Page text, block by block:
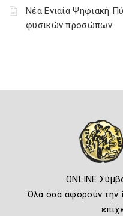
Νέα Ενιαία Ψηφιακή
φυσικών προσώπων
ONLINE
Όλα όσα αφορούν την